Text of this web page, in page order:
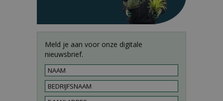
Meld je aan voor onze digitale
nieuwsbrief.